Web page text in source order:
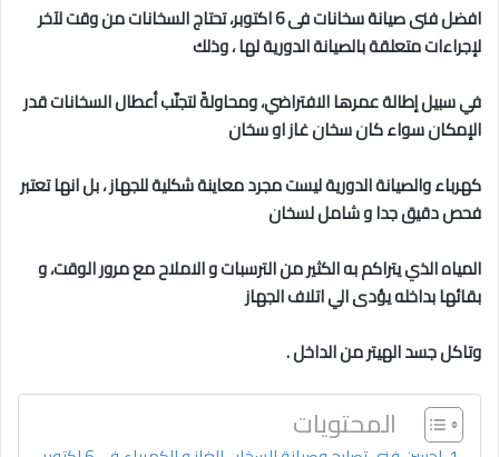
افضل فنى صيانة سخانات فى 6 اكتوبر، تحتاج السخانات من وقت لآخر
لإجراءات متعلقة بالصيانة الدورية لها ، وذلك
في سبيل إطالة عمرها الافتراضي، ومحاولةً لتجنّب أعطال السخانات قدر
الإمكان سواء كان سخان غاز او سخان
كهرباء والصيانة الدورية ليست مجرد معاينة شكلية للجهاز ، بل انها تعتبر
فحص دقيق جدا و شامل لسخان
المياه الذي يتراكم به الكثير من الترسبات و الاملاح مع مرور الوقت، و
بقائها بداخله يؤدى الي اتلاف الجهاز
وتاكل جسد الهيتر من الداخل .
المحتويات